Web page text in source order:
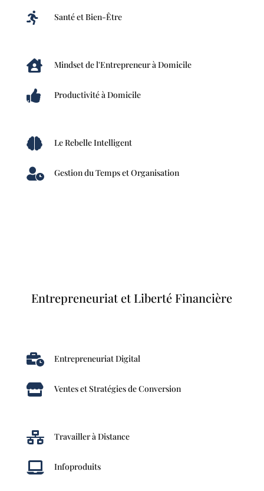
 Santé et Bien-Être
 Mindset de l'Entrepreneur à Domicile
 Productivité à Domicile
 Le Rebelle Intelligent
 Gestion du Temps et Organisation
Entrepreneuriat et Liberté Financière
 Entrepreneuriat Digital
 Ventes et Stratégies de Conversion
 Travailler à Distance
 Infoproduits